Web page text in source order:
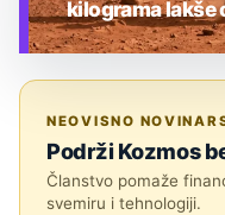
kilograma lakše
NEOVISNO
Podrži Kozmos
Članstvo pomaže
svemiru i tehnologiji.